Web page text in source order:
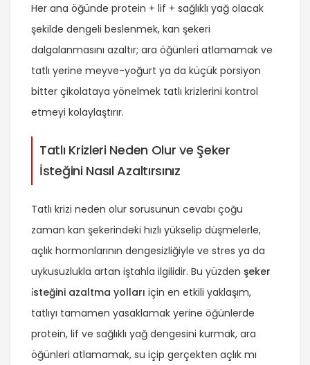
Her ana öğünde protein + lif + sağlıklı yağ olacak
şekilde dengeli beslenmek, kan şekeri
dalgalanmasını azaltır; ara öğünleri atlamamak ve
tatlı yerine meyve-yoğurt ya da küçük porsiyon
bitter çikolataya yönelmek tatlı krizlerini kontrol
etmeyi kolaylaştırır.
Tatlı Krizleri Neden Olur ve Şeker
İsteğini Nasıl Azaltırsınız
Tatlı krizi neden olur sorusunun cevabı çoğu
zaman kan şekerindeki hızlı yükselip düşmelerle,
açlık hormonlarının dengesizliğiyle ve stres ya da
uykusuzlukla artan iştahla ilgilidir. Bu yüzden şeker
i̇steğini azaltma yolları için en etkili yaklaşım,
tatlıyı tamamen yasaklamak yerine öğünlerde
protein, lif ve sağlıklı yağ dengesini kurmak, ara
öğünleri atlamamak, su içip gerçekten açlık mı